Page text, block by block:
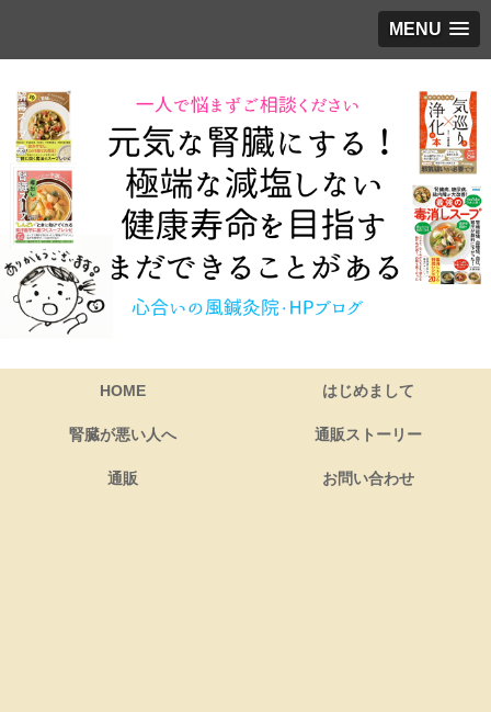
MENU
HOME はじめまして
腎臓が悪い人へ 通販ストーリー
通販 お問い合わせ